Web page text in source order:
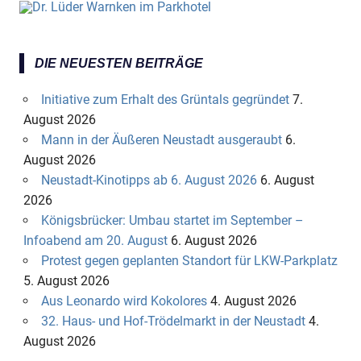
DIE NEUESTEN BEITRÄGE
Initiative zum Erhalt des Grüntals gegründet 7.
August 2026
Mann in der Äußeren Neustadt ausgeraubt 6.
August 2026
Neustadt-Kinotipps ab 6. August 2026 6. August
2026
Königsbrücker: Umbau startet im September –
Infoabend am 20. August 6. August 2026
Protest gegen geplanten Standort für LKW-Parkplatz
5. August 2026
Aus Leonardo wird Kokolores 4. August 2026
32. Haus- und Hof-Trödelmarkt in der Neustadt 4.
August 2026